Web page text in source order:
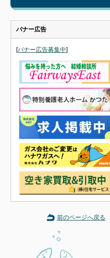
バナー広告
[バナー広告募集中]
前のページへ戻る